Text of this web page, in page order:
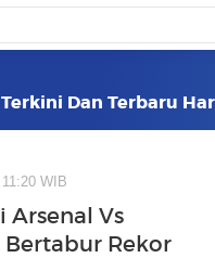
Dan Terbaru
WIB
Arsenal Vs
Bertabur Rekor